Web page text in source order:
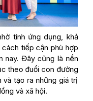
tính ứng dụng, khả
tiếp cận phù hợp
nay. Đây cũng là nền
theo đuổi con đường
và tạo ra những giá trị
và xã hội.